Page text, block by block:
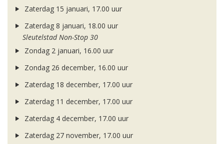
Zaterdag 15 januari, 17.00 uur
Zaterdag 8 januari, 18.00 uur
Sleutelstad Non-Stop 30
Zondag 2 januari, 16.00 uur
Zondag 26 december, 16.00 uur
Zaterdag 18 december, 17.00 uur
Zaterdag 11 december, 17.00 uur
Zaterdag 4 december, 17.00 uur
Zaterdag 27 november, 17.00 uur